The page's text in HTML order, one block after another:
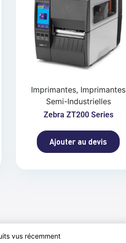
Imprimantes, Imprimantes
Semi-Industrielles
Zebra ZT200 Series
Ajouter au devis
vus récemment